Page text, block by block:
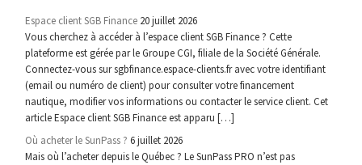
Espace client SGB Finance 20 juillet 2026
Vous cherchez à accéder à l’espace client SGB Finance ? Cette
plateforme est gérée par le Groupe CGI, filiale de la Société Générale.
Connectez-vous sur sgbfinance.espace-clients.fr avec votre identifiant
(email ou numéro de client) pour consulter votre financement
nautique, modifier vos informations ou contacter le service client. Cet
article Espace client SGB Finance est apparu […]
Où acheter le SunPass ? 6 juillet 2026
Mais où l’acheter depuis le Québec ? Le SunPass PRO n’est pas